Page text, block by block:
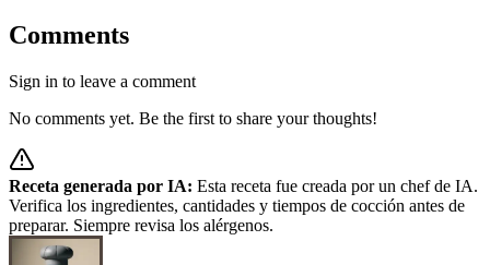
Comments
Sign in to leave a comment
No comments yet. Be the first to share your thoughts!
Receta generada por IA: Esta receta fue creada por un chef de IA.
Verifica los ingredientes, cantidades y tiempos de cocción antes de
preparar. Siempre revisa los alérgenos.